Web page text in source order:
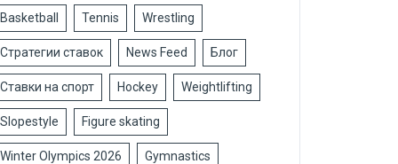
Basketball Tennis Wrestling
Стратегии ставок News Feed Блог
Ставки на спорт Hockey Weightlifting
Slopestyle Figure skating
Winter Olympics 2026 Gymnastics